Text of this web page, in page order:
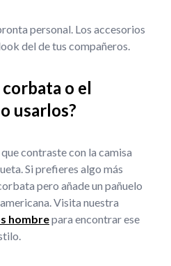
personal. Los accesorios
del de tus compañeros.
o el
usarlos?
contraste con la camisa
Si prefieres algo más
pero añade un pañuelo
Visita nuestra
hombrepara encontrar ese